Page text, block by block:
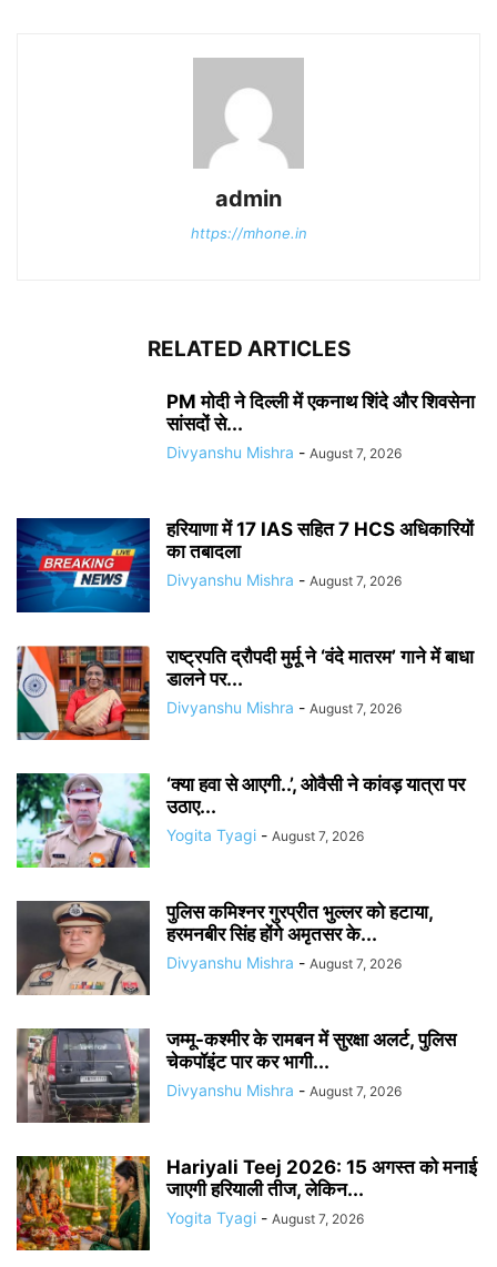
admin
https://mhone.in
RELATED ARTICLES
PM मोदी ने दिल्ली में एकनाथ शिंदे और शिवसेना
सांसदों से...
Divyanshu Mishra - August 7, 2026
हरियाणा में 17 IAS सहित 7 HCS अधिकारियों
का तबादला
Divyanshu Mishra - August 7, 2026
राष्ट्रपति द्रौपदी मुर्मू ने ‘वंदे मातरम’ गाने में बाधा
डालने पर...
Divyanshu Mishra - August 7, 2026
‘क्या हवा से आएगी..’, ओवैसी ने कांवड़ यात्रा पर
उठाए...
Yogita Tyagi - August 7, 2026
पुलिस कमिश्नर गुरप्रीत भुल्लर को हटाया,
हरमनबीर सिंह होंगे अमृतसर के...
Divyanshu Mishra - August 7, 2026
जम्मू-कश्मीर के रामबन में सुरक्षा अलर्ट, पुलिस
चेकपॉइंट पार कर भागी...
Divyanshu Mishra - August 7, 2026
Hariyali Teej 2026: 15 अगस्त को मनाई
जाएगी हरियाली तीज, लेकिन...
Yogita Tyagi - August 7, 2026